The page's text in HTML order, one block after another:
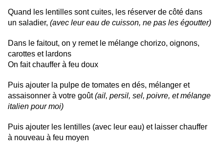
Quand les lentilles sont cuites, les réserver de côté dans
un saladier, (avec leur eau de cuisson, ne pas les égoutter)
Dans le faitout, on y remet le mélange chorizo, oignons,
carottes et lardons
On fait chauffer à feu doux
Puis ajouter la pulpe de tomates en dés, mélanger et
assaisonner à votre goût(ail, persil, sel, poivre, et mélange
italien pour moi)
Puis ajouter les lentilles (avec leur eau) et laisser chauffer
à nouveau à feu moyen